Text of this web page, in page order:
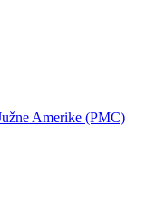
Amerike (PMC)